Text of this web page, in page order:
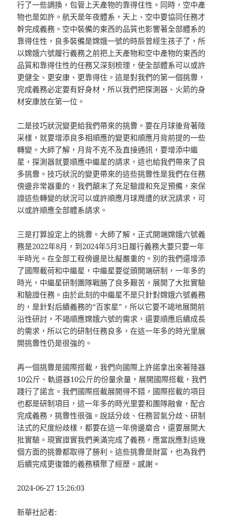
行了一些調換，包管上天產物的靠得住性。同時，空中產
物也是如許。航天是年夜體系，天上、空中要協同任務才
幹完成義務。空中裝備的東西的品質也影響著全部體系的
靠得住性，良多裝備是嫦娥一號的時辰曾經生孩子了，所
以嫦娥六號履行義務之前把上天產物和空中產物的東西的
品質和靠得住性的任務又深刻梳理，使全部體系可以或許
更健全、更安康、更靠得住。這是對我們的第一個挑釁，
完成義務必定要有好身材，所以我們把探測器、火箭的身
材安康放在第一位。
二是技巧狀況變更給我們帶來的挑釁。要在月球後背著陸
采樣，就要增添良多相順應的變更和順應月背前提的一些
轉變。大師了解，月背不克不及直接通訊，要增添中繼
星，探測器就要順應中繼星的請求，這也給我們帶來了良
多挑釁。技巧狀況的變更帶來的這些挑釁性是我們在任務
傍邊非常器重的，我們顛末了充足驗證和充足預備，來保
證這些轉變的狀況可以或許順應月球周遭的狀況請求，可
以或許順應全部體系請求。
三是打算設定上的挑釁。大師了解，正式開端嫦娥六號義
務是2022年8月，到2024年5月3日履行義務大要只要一年
半時光。在全部工程傍邊是比擬嚴重的。別的我們還增添
了國際載荷和中繼星，中繼星要從頭開端研制，一年多的
時光，中繼星研制團隊戰勝了良多艱苦，展開了大批實驗
和驗證任務。由於此刻的中繼星不是只針對嫦娥六號義務
的，是針對后續義務的“百家星”，所以它要不竭地展開前
沿性研討，不竭順應嫦娥六號的需求，還要順應后續成長
的需求，所以它的研制任務良多，在這一年多的時光里展
開挑釁性仍是很強的。
再一個挑釁是國際搭載，我們向國際上許諾拿出來著陸器
10公斤、軌道器10公斤的份量余量，展開國際搭載，我們
踐行了諾言。我們國際搭載展開得不錯，國際搭載的項目
也都是研制項目，這一年多的時光里要和團隊融會，配合
完成義務，挑釁性很強。說話分歧、任務習氣分歧、研制
法式的尺度紛歧樣，都要在這一年傍邊磨合，還要展開大
批實驗。現實證實我們美滿完成了義務，應當說應對這幾
個方面的挑釁都取得了勝利。這些挑釁是財富，也為我們
后續完成更復雜的義務積聚了經歷。感謝。
2024-06-27 15:26:03
新華社記者: